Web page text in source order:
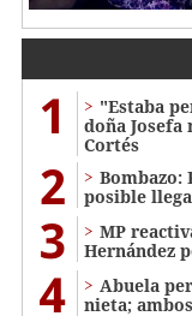
1
"Estaba
doña Josefa
Cortés
2
Bombazo:
posible
3
MP
Hernández
4
Abuela
nieta;